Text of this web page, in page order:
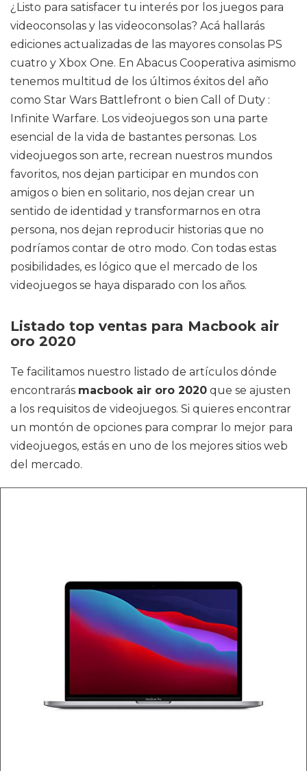
¿Listo para satisfacer tu interés por los juegos para
videoconsolas y las videoconsolas? Acá hallarás
ediciones actualizadas de las mayores consolas PS
cuatro y Xbox One. En Abacus Cooperativa asimismo
tenemos multitud de los últimos éxitos del año
como Star Wars Battlefront o bien Call of Duty :
Infinite Warfare. Los videojuegos son una parte
esencial de la vida de bastantes personas. Los
videojuegos son arte, recrean nuestros mundos
favoritos, nos dejan participar en mundos con
amigos o bien en solitario, nos dejan crear un
sentido de identidad y transformarnos en otra
persona, nos dejan reproducir historias que no
podríamos contar de otro modo. Con todas estas
posibilidades, es lógico que el mercado de los
videojuegos se haya disparado con los años.
Listado top ventas para Macbook air
oro 2020
Te facilitamos nuestro listado de artículos dónde
encontrarás macbook air oro 2020 que se ajusten
a los requisitos de videojuegos. Si quieres encontrar
un montón de opciones para comprar lo mejor para
videojuegos, estás en uno de los mejores sitios web
del mercado.